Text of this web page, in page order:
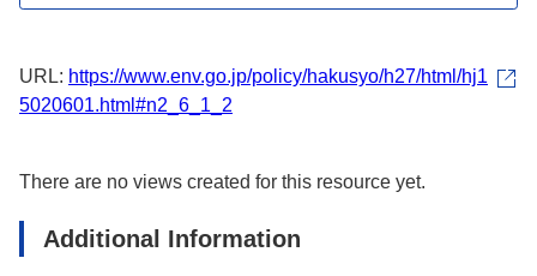
URL: https://www.env.go.jp/policy/hakusyo/h27/html/hj1
5020601.html#n2_6_1_2
There are no views created for this resource yet.
Additional Information